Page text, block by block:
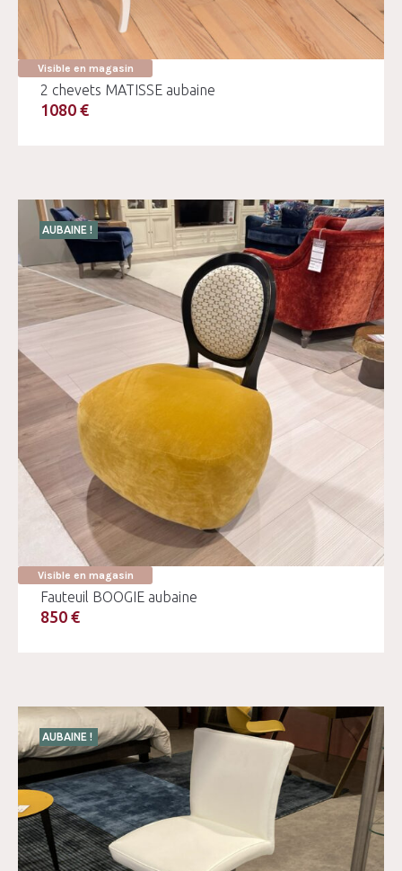
Visible en magasin
2 chevets MATISSE aubaine
1080 €
AUBAINE !
Visible en magasin
Fauteuil BOOGIE aubaine
850 €
AUBAINE !